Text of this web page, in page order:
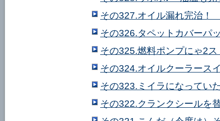
その327.オイル漏れ完治！
その326.タペットカバーパ
その325.燃料ポンプにゃ2
その324.オイルクーラース
その323.ミイラになってい
その322.クランクシールを